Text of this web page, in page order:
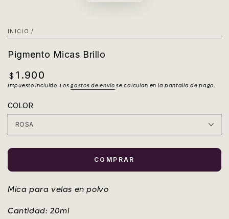
INICIO /
Pigmento Micas Brillo
Precio
regular
$ 1.900
Impuesto incluido. Losgastos de envío se calculan en la pantalla de pago.
COLOR
COMPRAR
Mica para velas en polvo
Cantidad: 20ml